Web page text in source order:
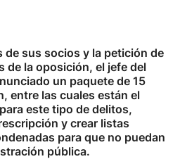
de sus socios y la petición de
de la oposición, el jefe del
un paquete de 15
entre las cuales están el
este tipo de delitos,
y crear listas
para que no puedan
pública.